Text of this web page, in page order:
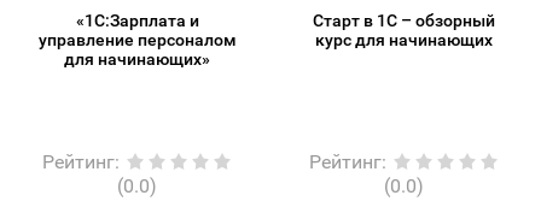
«1С:Зарплата и
управление персоналом
для начинающих»
Рейтинг:
(0.0)
Старт в 1С – обзорный
курс для начинающих
Рейтинг:
(0.0)